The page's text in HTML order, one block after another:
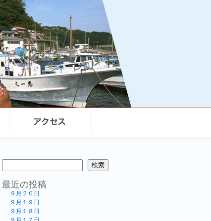
検索
最近の投稿
９月２０日
９月１９日
９月１８日